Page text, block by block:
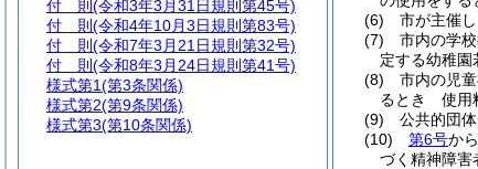
(6)
市が主催
(7)
市内の学
定する幼稚
(8)
市内の児
るとき 使用
(9)
公共的団
(10)
第6号から
づく精神障害
付 則 (令和3年3月31日規則第45号)
付 則 (令和4年10月3日規則第83号)
付 則 (令和7年3月21日規則第32号)
付 則 (令和8年3月24日規則第41号)
様式第1(第3条関係)
様式第2(第9条関係)
様式第3(第10条関係)